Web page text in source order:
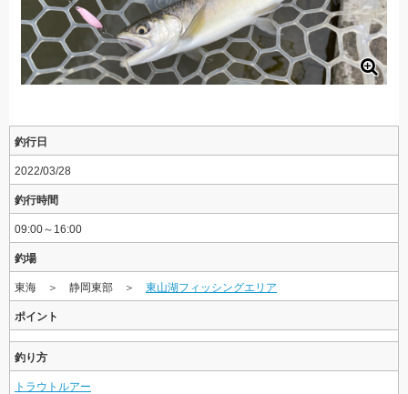
釣行日
2022/03/28
釣行時間
09:00～16:00
釣場
東海 ＞ 静岡東部 ＞ 東山湖フィッシングエリア
ポイント
釣り方
トラウトルアー